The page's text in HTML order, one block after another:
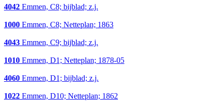
4042 Emmen, C8; bijblad; z.j.
1000 Emmen, C8; Netteplan; 1863
4043 Emmen, C9; bijblad; z.j.
1010 Emmen, D1; Netteplan; 1878-05
4060 Emmen, D1; bijblad; z.j.
1022 Emmen, D10; Netteplan; 1862